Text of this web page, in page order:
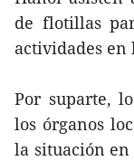
de flotillas
actividades en
Por suparte,
los órganos
la situación